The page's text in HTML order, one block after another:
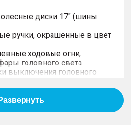
диски 17" (шины
ручки, окрашенные в цвет
ходовые огни,
головного света
выключения головного
комбинированные